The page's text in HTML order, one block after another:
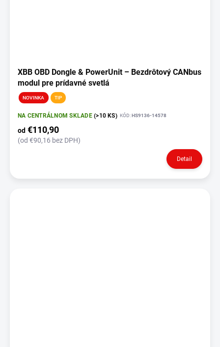
XBB OBD Dongle & PowerUnit – Bezdrôtový CANbus
modul pre prídavné svetlá
NOVINKA TIP
NA CENTRÁLNOM SKLADE(>10 KS) KÓD:HS9136-14578
od €110,90
(od €90,16 bez DPH)
Detail